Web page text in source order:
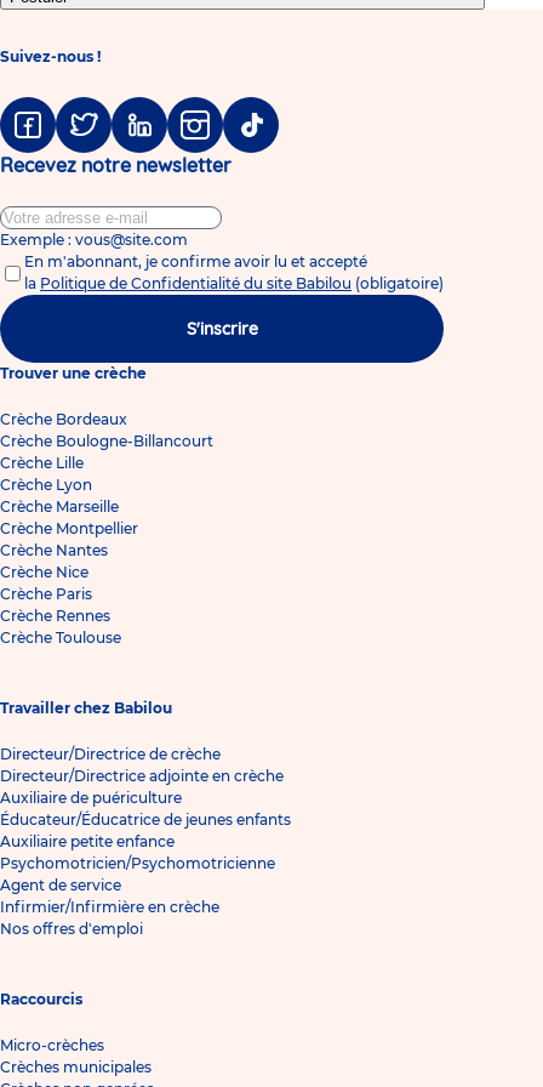
Suivez-nous !
FacebookTwitter LinkedinInstagramTiktok
Recevez notre newsletter
Exemple : vous@site.com
En m'abonnant, je confirme avoir lu et accepté
la Politique de Confidentialité du site Babilou (obligatoire)
S'inscrire
Trouver une crèche
Crèche Bordeaux
Crèche Boulogne-Billancourt
Crèche Lille
Crèche Lyon
Crèche Marseille
Crèche Montpellier
Crèche Nantes
Crèche Nice
Crèche Paris
Crèche Rennes
Crèche Toulouse
Travailler chez Babilou
Directeur/Directrice de crèche
Directeur/Directrice adjointe en crèche
Auxiliaire de puériculture
Éducateur/Éducatrice de jeunes enfants
Auxiliaire petite enfance
Psychomotricien/Psychomotricienne
Agent de service
Infirmier/Infirmière en crèche
Nos offres d'emploi
Raccourcis
Micro-crèches
Crèches municipales